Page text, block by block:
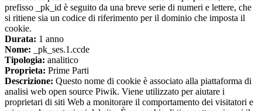
prefisso _pk_id è seguito da una breve serie di numeri e lettere, che
si ritiene sia un codice di riferimento per il dominio che imposta il
cookie.
Durata: 1 anno
Nome: _pk_ses.1.ccde
Tipologia: analitico
Proprieta: Prime Parti
Descrizione: Questo nome di cookie è associato alla piattaforma di
analisi web open source Piwik. Viene utilizzato per aiutare i
proprietari di siti Web a monitorare il comportamento dei visitatori e